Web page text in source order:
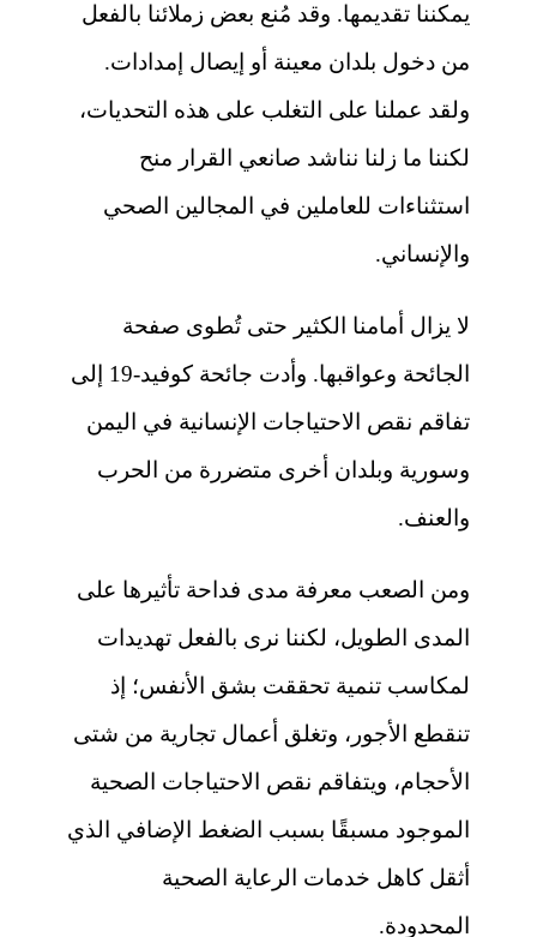
يمكننا تقديمها. وقد مُنع بعض زملائنا بالفعل
من دخول بلدان معينة أو إيصال إمدادات.
ولقد عملنا على التغلب على هذه التحديات،
لكننا ما زلنا نناشد صانعي القرار منح
استثناءات للعاملين في المجالين الصحي
والإنساني.
لا يزال أمامنا الكثير حتى تُطوى صفحة
الجائحة وعواقبها. وأدت جائحة كوفيد-19 إلى
تفاقم نقص الاحتياجات الإنسانية في اليمن
وسورية وبلدان أخرى متضررة من الحرب
والعنف.
ومن الصعب معرفة مدى فداحة تأثيرها على
المدى الطويل، لكننا نرى بالفعل تهديدات
لمكاسب تنمية تحققت بشق الأنفس؛ إذ
تنقطع الأجور، وتغلق أعمال تجارية من شتى
الأحجام، ويتفاقم نقص الاحتياجات الصحية
الموجود مسبقًا بسبب الضغط الإضافي الذي
أثقل كاهل خدمات الرعاية الصحية
المحدودة.